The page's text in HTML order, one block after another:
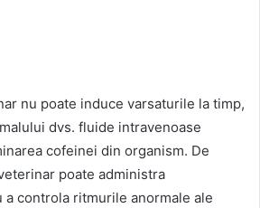
nu poate induce varsaturile la timp,
dvs. fluide intravenoase
cofeinei din organism. De
poate administra
a controla ritmurile anormale ale